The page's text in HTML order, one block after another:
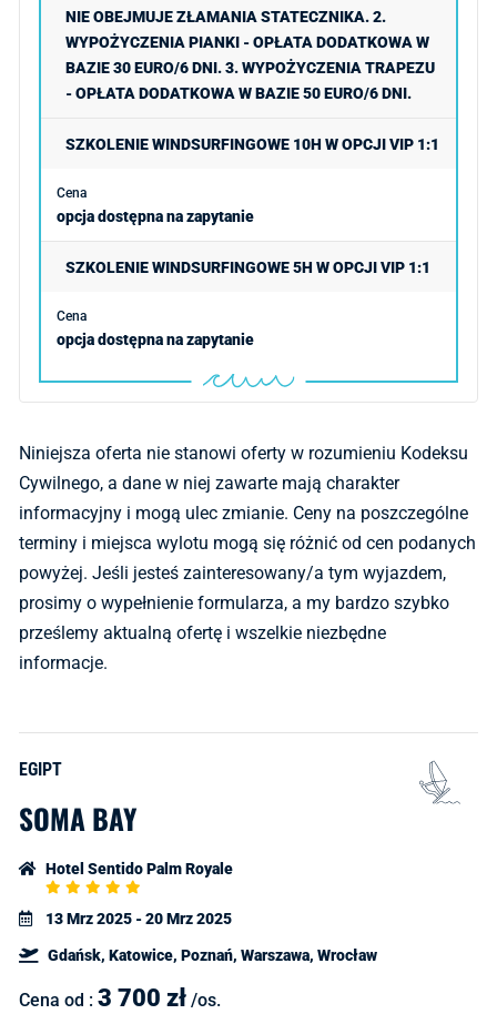
NIE OBEJMUJE ZŁAMANIA STATECZNIKA. 2.
WYPOŻYCZENIA PIANKI - OPŁATA DODATKOWA W
BAZIE 30 EURO/6 DNI. 3. WYPOŻYCZENIA TRAPEZU
- OPŁATA DODATKOWA W BAZIE 50 EURO/6 DNI.
SZKOLENIE WINDSURFINGOWE 10H W OPCJI VIP 1:1
opcja dostępna na zapytanie
SZKOLENIE WINDSURFINGOWE 5H W OPCJI VIP 1:1
opcja dostępna na zapytanie
Niniejsza oferta nie stanowi oferty w rozumieniu Kodeksu
Cywilnego, a dane w niej zawarte mają charakter
informacyjny i mogą ulec zmianie. Ceny na poszczególne
terminy i miejsca wylotu mogą się różnić od cen podanych
powyżej. Jeśli jesteś zainteresowany/a tym wyjazdem,
prosimy o wypełnienie formularza, a my bardzo szybko
prześlemy aktualną ofertę i wszelkie niezbędne
informacje.
EGIPT
SOMA BAY
Hotel Sentido Palm Royale
5
Star
13 Mrz 2025 - 20 Mrz 2025
Gdańsk, Katowice, Poznań, Warszawa, Wrocław
Cena od : 3 700 zł /os.